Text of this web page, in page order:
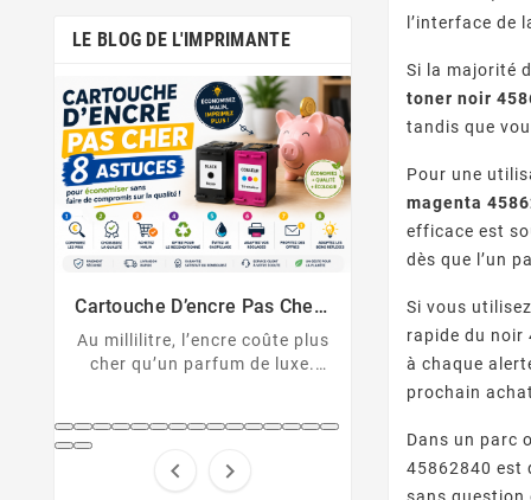
LE BLOG DE L'IMPRIMANTE
Comment Désactiver La Puce
Cartouche HP non reconnue ?
désactiver la protection des
cartouches HP et contourner
Messages
Solutions Et
U043, 1403,
Décryptez les
d'erreur de votre
Canon et
 
l’interface de
Si la majorité
toner noir
tandis que
Pour une
magenta
efficace est
dès que l’un
Si vous
rapide du noir
à chaque
prochain
Dans un parc
45862840 est
sans question